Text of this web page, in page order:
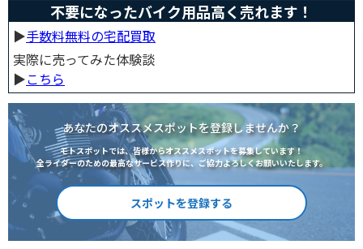
不要になったバイク用品高く売れます！
▶︎手数料無料の宅配買取
実際に売ってみた体験談
▶︎こちら
あなたのオススメスポットを登録しませんか？
モトスポットでは、皆様からオススメスポットを募集しています！
全ライダーのための最高なサービス作りに、ご協力よろしくお願いいたします。
スポットを登録する